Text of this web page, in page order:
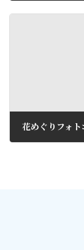
花めぐりフォ